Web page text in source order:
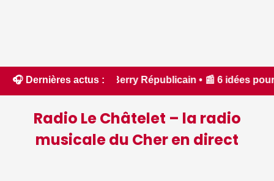
🎧 Dernières actus :
Berry Républicain • 📰 6 idées pour ne rien
Radio Le Châtelet – la radio
musicale du Cher en direct